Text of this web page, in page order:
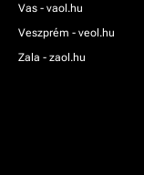
Vas - vaol.hu
Veszprém - veol.hu
Zala - zaol.hu